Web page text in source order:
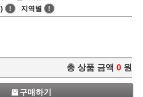
! 지역별 !
총 상품 금액 0 원
구매하기